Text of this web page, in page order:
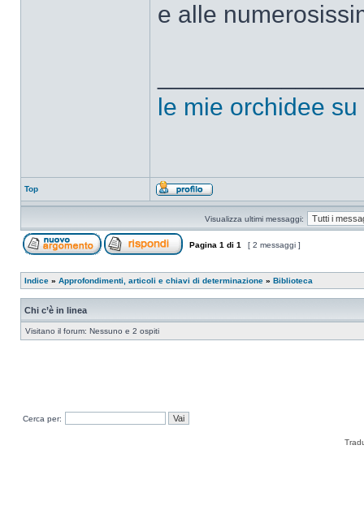
e alle
le mie orchidee su
Top
Visualizza ultimi messaggi:
Pagina 1 di 1 [ 2 messaggi ]
Indice » Approfondimenti, articoli e chiavi di determinazione » Biblioteca
Chi c’è in linea
Visitano il forum: Nessuno e 2 ospiti
Cerca per: